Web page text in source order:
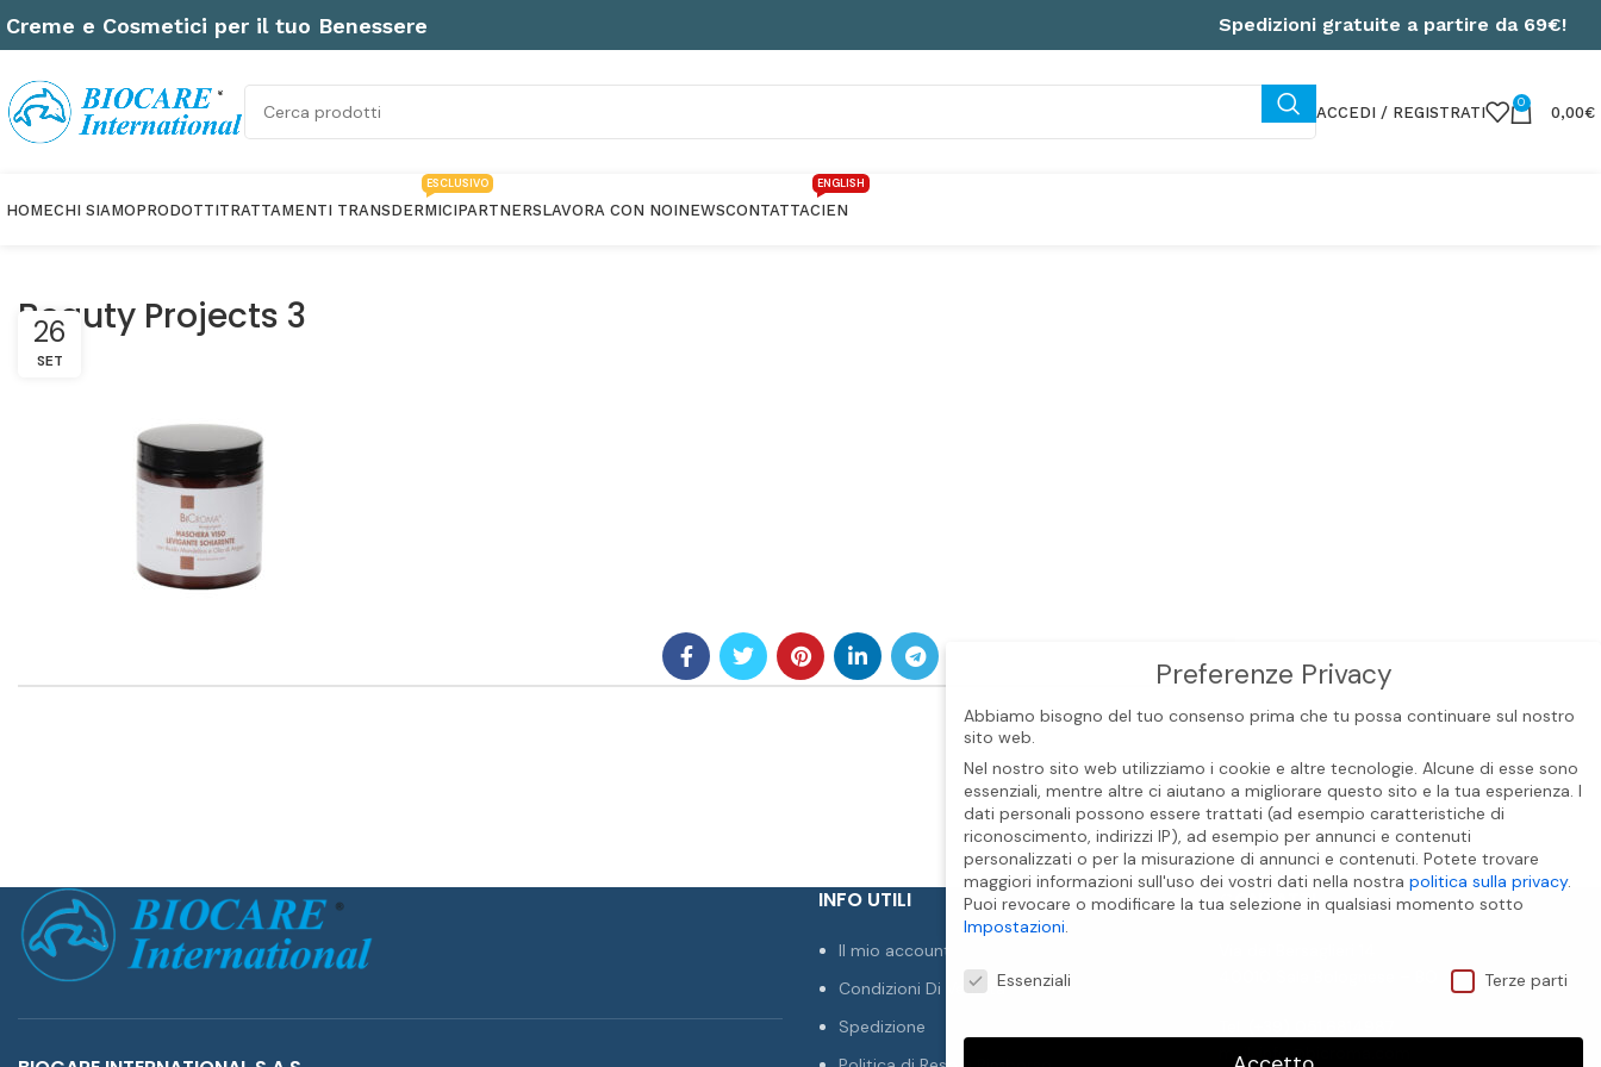
Creme e Cosmetici per il tuo Benessere Spedizioni gratuite a partire da 69€!
ACCEDI / REGISTRATI
0
0,00€
HOMECHI SIAMOPRODOTTITRATTAMENTI TRANSDERMICI
ESCLUSIVO
PARTNERSLAVORA CON NOINEWSCONTATTACIEN
ENGLISH
Beauty Projects 3
26
SET
INFO UTILI
Il mio account
Condizioni Di Vendita
Spedizione
CONTATTI
mail. info@bicroma.com
Preferenze Privacy
Abbiamo bisogno del tuo consenso prima che tu possa continuare sul nostro
sito web.
Nel nostro sito web utilizziamo i cookie e altre tecnologie. Alcune di esse sono
essenziali, mentre altre ci aiutano a migliorare questo sito e la tua esperienza. I
dati personali possono essere trattati (ad esempio caratteristiche di
riconoscimento, indirizzi IP), ad esempio per annunci e contenuti
personalizzati o per la misurazione di annunci e contenuti. Potete trovare
maggiori informazioni sull'uso dei vostri dati nella nostra politica sulla privacy.
Puoi revocare o modificare la tua selezione in qualsiasi momento sotto
Impostazioni.
Essenziali Terze parti